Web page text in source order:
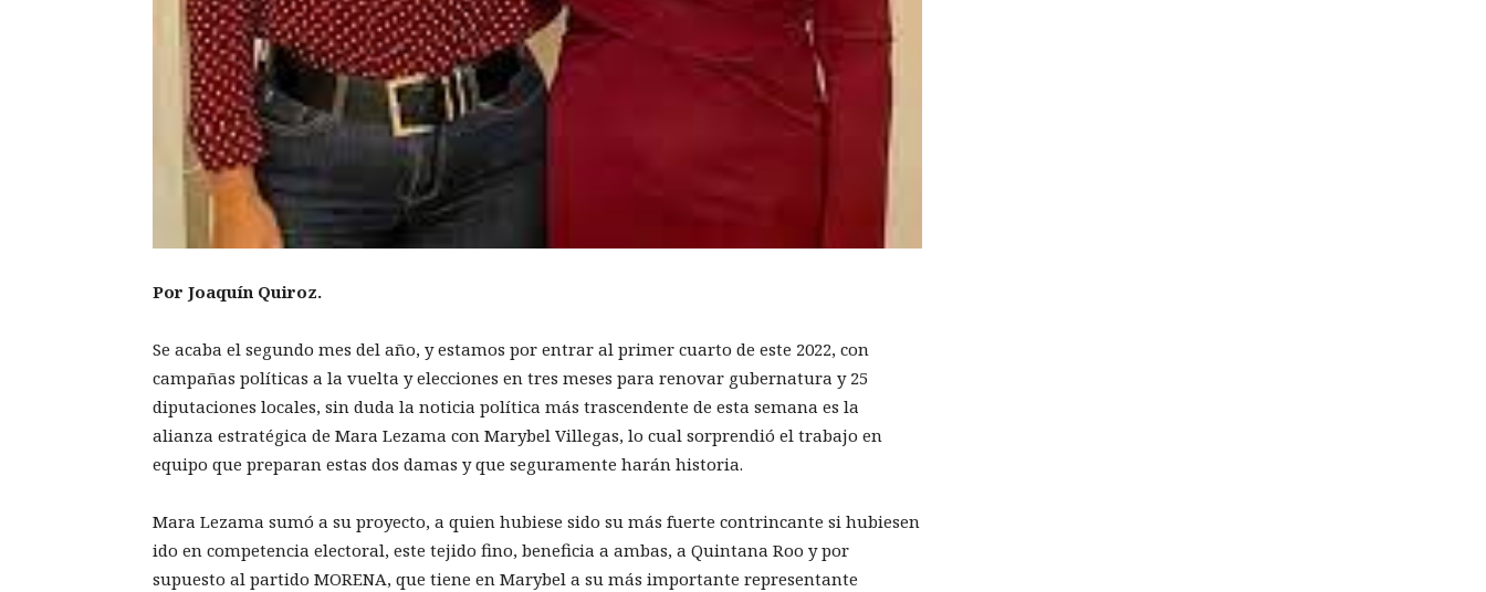
Por Joaquín Quiroz.
Se acaba el segundo mes del año, y estamos por entrar al primer cuarto de este 2022, con
campañas políticas a la vuelta y elecciones en tres meses para renovar gubernatura y 25
diputaciones locales, sin duda la noticia política más trascendente de esta semana es la
alianza estratégica de Mara Lezama con Marybel Villegas, lo cual sorprendió el trabajo en
equipo que preparan estas dos damas y que seguramente harán historia.
Mara Lezama sumó a su proyecto, a quien hubiese sido su más fuerte contrincante si hubiesen
ido en competencia electoral, este tejido fino, beneficia a ambas, a Quintana Roo y por
supuesto al partido MORENA, que tiene en Marybel a su más importante representante